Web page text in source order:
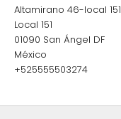
Altamirano 46-local 151
Local 151
01090 San Ángel DF
México
+525555503274